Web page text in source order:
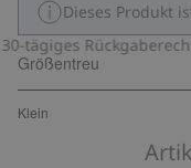
Dieses Produkt
tägiges Rückgaberecht
Größentreu
Klein
von